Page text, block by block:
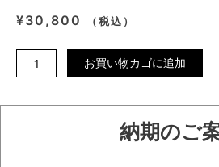
¥30,800 （税込）
NISSAN
STAGEA
お買い物カゴに追加
納期のご